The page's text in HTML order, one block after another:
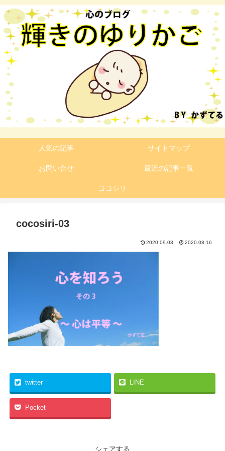
人気の記事 サイトマップ
お問い合せ 最近の記事一覧
ココシリ
cocosiri-03
2020.09.03 2020.08.16
twitter LINE
Pocket
シェアする